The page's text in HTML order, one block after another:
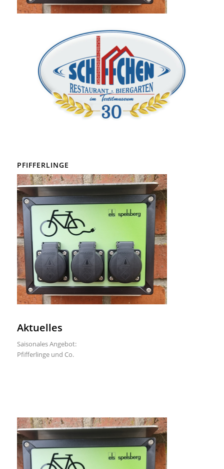
PFIFFERLINGE
Aktuelles
Saisonales Angebot:
Pfifferlinge und Co.